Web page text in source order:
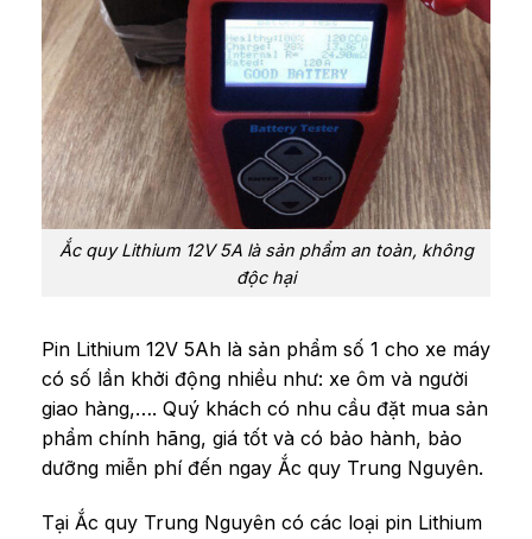
Ắc quy Lithium 12V 5A là sản phẩm an toàn, không
độc hại
Pin Lithium 12V 5Ah là sản phẩm số 1 cho xe máy
có số lần khởi động nhiều như: xe ôm và người
giao hàng,…. Quý khách có nhu cầu đặt mua sản
phẩm chính hãng, giá tốt và có bảo hành, bảo
dưỡng miễn phí đến ngay Ắc quy Trung Nguyên.
Tại Ắc quy Trung Nguyên có các loại pin Lithium